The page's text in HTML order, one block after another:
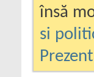
însă
si